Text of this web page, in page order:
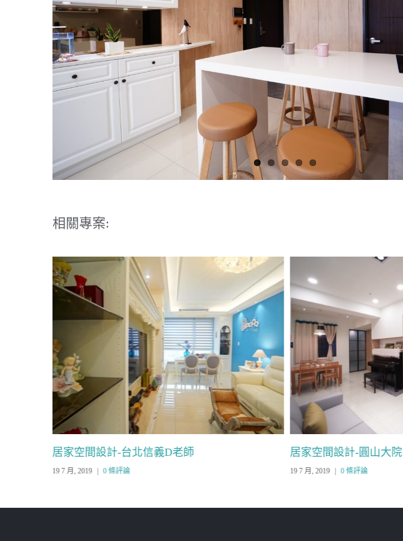
相關專案:
居家空間設計-台北信義D老師
19 7 月, 2019 | 0 條評論
居家空間設計-圓山大院
19 7 月, 2019 | 0 條評論